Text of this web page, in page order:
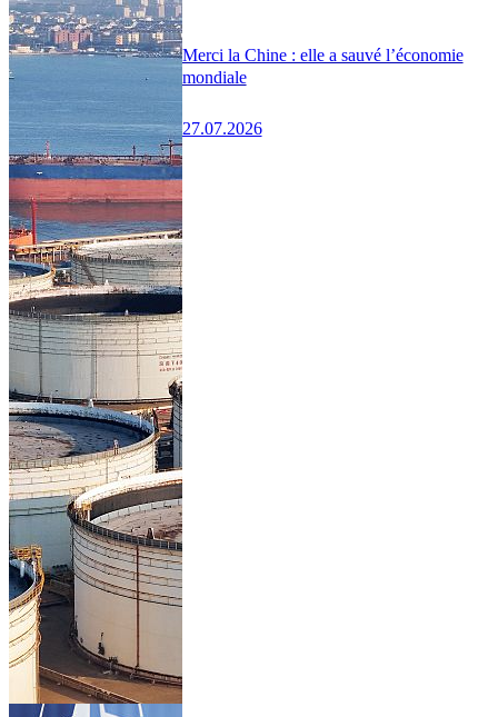
Merci la Chine : elle a sauvé l’économie
mondiale
27.07.2026